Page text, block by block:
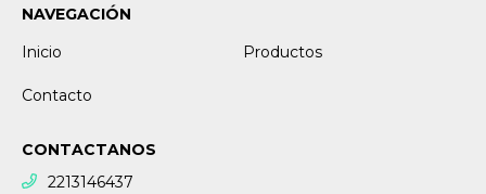
NAVEGACIÓN
Inicio
Productos
Contacto
CONTACTANOS
2213146437